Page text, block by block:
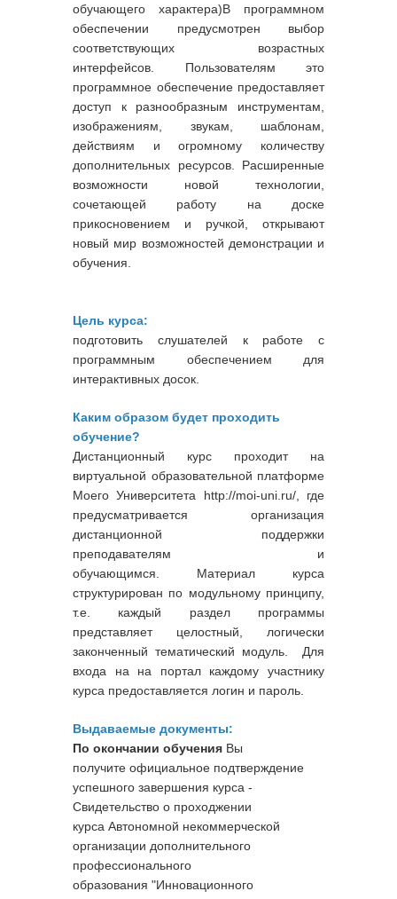
обучающего характера)В программном
обеспечении предусмотрен выбор
соответствующих возрастных
интерфейсов. Пользователям это
программное обеспечение предоставляет
доступ к разнообразным инструментам,
изображениям, звукам, шаблонам,
действиям и огромному количеству
дополнительных ресурсов. Расширенные
возможности новой технологии,
сочетающей работу на доске
прикосновением и ручкой, открывают
новый мир возможностей демонстрации и
обучения.
Цель курса:
подготовить слушателей к работе с
программным обеспечением для
интерактивных досок.
Каким образом будет проходить
обучение?
Дистанционный курс проходит на
виртуальной образовательной платформе
Моего Университета http://moi-uni.ru/, где
предусматривается организация
дистанционной поддержки
преподавателям и
обучающимся. Материал курса
структурирован по модульному принципу,
т.е. каждый раздел программы
представляет целостный, логически
законченный тематический модуль. Для
входа на на портал каждому участнику
курса предоставляется логин и пароль.
Выдаваемые документы:
По окончании обучения Вы
получите официальное подтверждение
успешного завершения курса -
Свидетельство о проходжении
курса Автономной некоммерческой
организации дополнительного
профессионального
образования "Инновационного